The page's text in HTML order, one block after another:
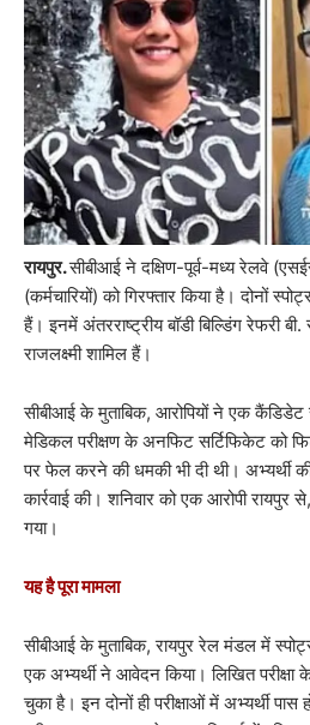
रायपुर.सीबीआई ने दक्षिण-पूर्व-मध्य रेलवे
(कर्मचारियों) को गिरफ्तार किया है। दोनों
हैं। इनमें अंतरराष्ट्रीय बॉडी बिल्डिंग रेफरी
राजलक्ष्मी शामिल हैं।
सीबीआई के मुताबिक, आरोपियों ने एक कैंडिडेट
मेडिकल परीक्षण के अनफिट सर्टिफिकेट को
पर फेल करने की धमकी भी दी थी। अभ्यर्थी
कार्रवाई की। शनिवार को एक आरोपी रायपुर
गया।
यह है पूरा मामला
सीबीआई के मुताबिक, रायपुर रेल मंडल में
एक अभ्यर्थी ने आवेदन किया। लिखित
चुका है। इन दोनों ही परीक्षाओं में अभ्यर्थी